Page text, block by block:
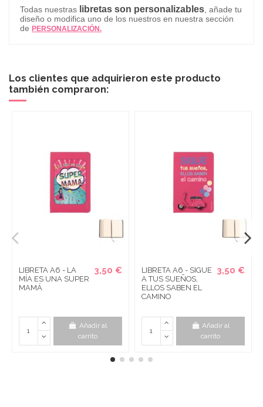
Todas nuestras libretas son personalizables , añade tu
diseño o modifica uno de los nuestros en nuestra sección
de PERSONALIZACIÓN.
Los clientes que adquirieron este producto
también compraron:
LIBRETA A6 - LA
MÍA ES UNA SUPER
MAMÁ
3,50 €
Añadir al
carrito
LIBRETA A6 - SIGUE
A TUS SUEÑOS,
ELLOS SABEN EL
CAMINO
3,50 €
Añadir al
carrito